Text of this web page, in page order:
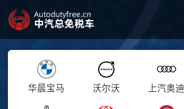
华晨宝马 沃尔沃 上汽奥迪